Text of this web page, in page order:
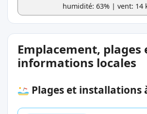
humidité: 63% | vent: 14
Emplacement, plages
informations locales
Plages et installations